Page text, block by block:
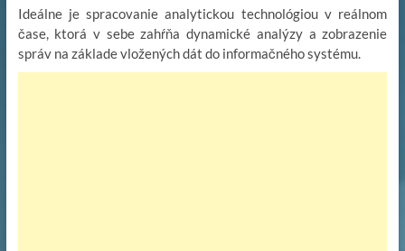
Ideálne je spracovanie analytickou technológiou v reálnom
čase, ktorá v sebe zahŕňa dynamické analýzy a zobrazenie
správ na základe vložených dát do informačného systému.